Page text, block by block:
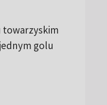
towarzyskim
golu